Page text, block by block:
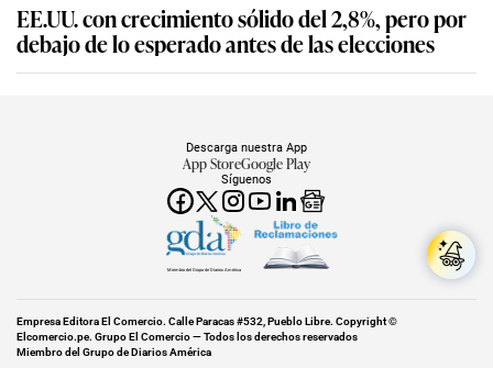
EE.UU. con crecimiento sólido del 2,8%, pero por
debajo de lo esperado antes de las elecciones
Síguenos
Descarga nuestra App
App StoreGoogle Play
Miembro del Grupo de Diarios América
Empresa Editora El Comercio. Calle Paracas #532, Pueblo Libre. Copyright ©
Elcomercio.pe. Grupo El Comercio — Todos los derechos reservados
Miembro del Grupo de Diarios América